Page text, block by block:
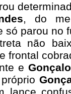
, do
parou no
não
frontal
e Gonçalo
próprio